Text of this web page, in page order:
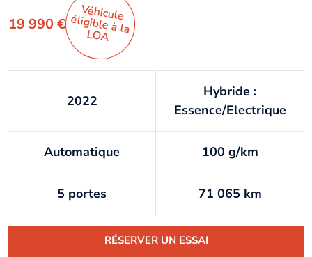
19 990 €
Véhicule
éligible à la
LO
A
2022
Hybride :
Essence/Electrique
Automatique 100 g/km
5 portes 71 065 km
RÉSERVER UN ESSAI